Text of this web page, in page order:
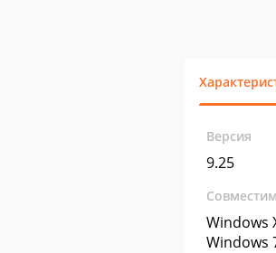
Версия
9.25
Windows
Windows